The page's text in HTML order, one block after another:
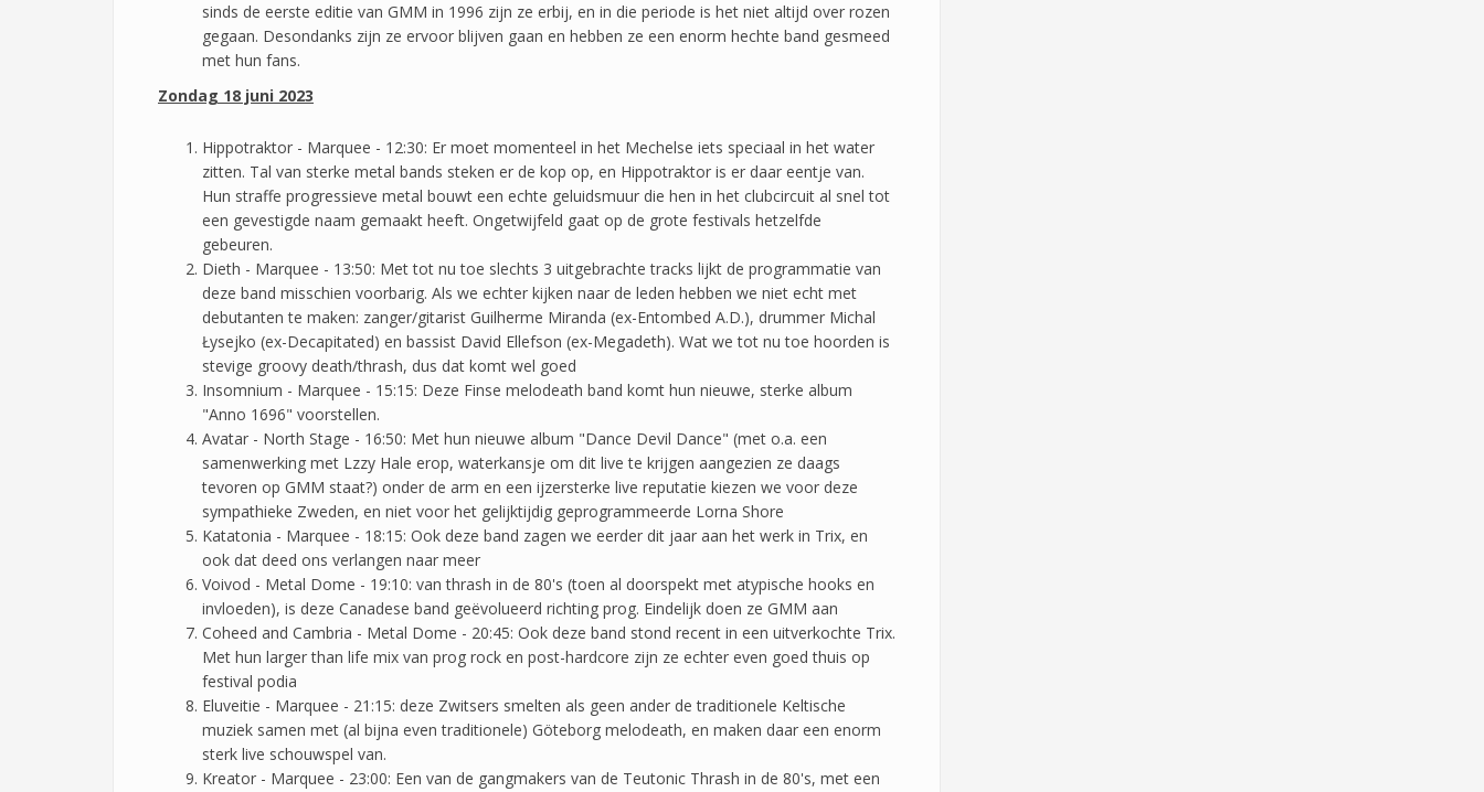
sinds de eerste editie van GMM in 1996 zijn ze erbij, en in die periode is het niet altijd over rozen
gegaan. Desondanks zijn ze ervoor blijven gaan en hebben ze een enorm hechte band gesmeed
met hun fans.
Zondag 18 juni 2023
Hippotraktor - Marquee - 12:30: Er moet momenteel in het Mechelse iets speciaal in het water
zitten. Tal van sterke metal bands steken er de kop op, en Hippotraktor is er daar eentje van.
Hun straffe progressieve metal bouwt een echte geluidsmuur die hen in het clubcircuit al snel tot
een gevestigde naam gemaakt heeft. Ongetwijfeld gaat op de grote festivals hetzelfde
gebeuren.
Dieth - Marquee - 13:50: Met tot nu toe slechts 3 uitgebrachte tracks lijkt de programmatie van
deze band misschien voorbarig. Als we echter kijken naar de leden hebben we niet echt met
debutanten te maken: zanger/gitarist Guilherme Miranda (ex-Entombed A.D.), drummer Michal
Łysejko (ex-Decapitated) en bassist David Ellefson (ex-Megadeth). Wat we tot nu toe hoorden is
stevige groovy death/thrash, dus dat komt wel goed
Insomnium - Marquee - 15:15: Deze Finse melodeath band komt hun nieuwe, sterke album
"Anno 1696" voorstellen.
Avatar - North Stage - 16:50: Met hun nieuwe album "Dance Devil Dance" (met o.a. een
samenwerking met Lzzy Hale erop, waterkansje om dit live te krijgen aangezien ze daags
tevoren op GMM staat?) onder de arm en een ijzersterke live reputatie kiezen we voor deze
sympathieke Zweden, en niet voor het gelijktijdig geprogrammeerde Lorna Shore
Katatonia - Marquee - 18:15: Ook deze band zagen we eerder dit jaar aan het werk in Trix, en
ook dat deed ons verlangen naar meer
Voivod - Metal Dome - 19:10: van thrash in de 80's (toen al doorspekt met atypische hooks en
invloeden), is deze Canadese band geëvolueerd richting prog. Eindelijk doen ze GMM aan
Coheed and Cambria - Metal Dome - 20:45: Ook deze band stond recent in een uitverkochte Trix.
Met hun larger than life mix van prog rock en post-hardcore zijn ze echter even goed thuis op
festival podia
Eluveitie - Marquee - 21:15: deze Zwitsers smelten als geen ander de traditionele Keltische
muziek samen met (al bijna even traditionele) Göteborg melodeath, en maken daar een enorm
sterk live schouwspel van.
Kreator - Marquee - 23:00: Een van de gangmakers van de Teutonic Thrash in de 80's, met een